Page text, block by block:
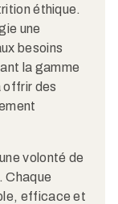
éthique.
une
besoins
la gamme
offrir des
volonté de
Chaque
efficace et